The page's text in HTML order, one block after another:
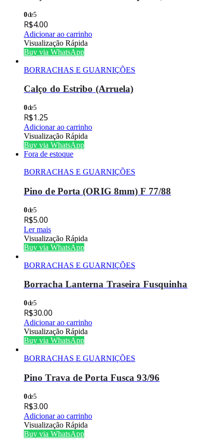
0de 5
R$4.00
Adicionar ao carrinho
Visualização Rápida
Buy via WhatsApp
BORRACHAS E GUARNIÇÕES
Calço do Estribo (Arruela)
0de 5
R$1.25
Adicionar ao carrinho
Visualização Rápida
Buy via WhatsApp
Fora de estoque
BORRACHAS E GUARNIÇÕES
Pino de Porta (ORIG 8mm) F 77/88
0de 5
R$5.00
Ler mais
Visualização Rápida
Buy via WhatsApp
BORRACHAS E GUARNIÇÕES
Borracha Lanterna Traseira Fusquinha
0de 5
R$30.00
Adicionar ao carrinho
Visualização Rápida
Buy via WhatsApp
BORRACHAS E GUARNIÇÕES
Pino Trava de Porta Fusca 93/96
0de 5
R$3.00
Adicionar ao carrinho
Visualização Rápida
Buy via WhatsApp